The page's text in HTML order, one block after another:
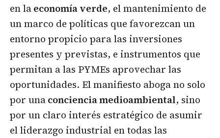
en laeconomía verde, el mantenimiento de
un marco de políticas que favorezcan un
entorno propicio para las inversiones
presentes y previstas, e instrumentos que
permitan a las PYMEs aprovechar las
oportunidades. El manifiesto aboga no solo
por unaconciencia medioambiental, sino
por un claro interés estratégico de asumir
el liderazgo industrial en todas las